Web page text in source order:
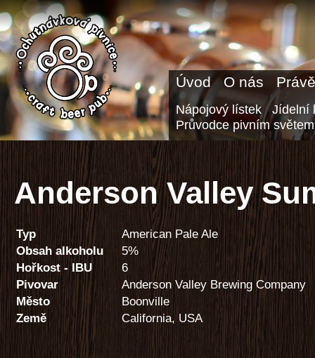
Úvod O nás
Nápojový lístek
Jídelní
Průvodce pivním světem
Anderson Valley
Typ
American Pale Ale
Obsah alkoholu
5%
Hořkost - IBU
6
Pivovar
Anderson Valley Brewing Company
Město
Boonville
Země
California, USA